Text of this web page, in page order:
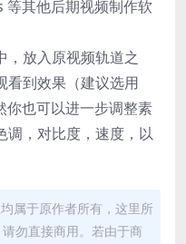
其他后期视频制作软
，放入原视频轨道之
看到效果（建议选用
也可以进一步调整素
调，对比度，速度，以
属于原作者所有，这里所
勿直接商用。若由于商